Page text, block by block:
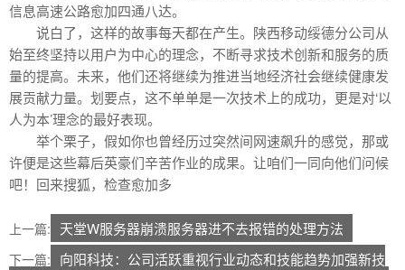
信息高速公路愈加四通八达。
说白了，这样的故事每天都在产生。陕西移动绥德分公司从
始至终坚持以用户为中心的理念，不断寻求技术创新和服务的质
量的提高。未来，他们还将继续为推进当地经济社会继续健康发
展贡献力量。划要点，这不单单是一次技术上的成功，更是对‘以
人为本’理念的最好表现。
举个栗子，假如你也曾经历过突然间网速飙升的感觉，那或
许便是这些幕后英豪们辛苦作业的成果。让咱们一同向他们问候
吧！回来搜狐，检查愈加多
上一篇: 天堂W服务器崩溃服务器进不去报错的处理方法
下一篇: 向阳科技：公司活跃重视行业动态和技能趋势加强新技